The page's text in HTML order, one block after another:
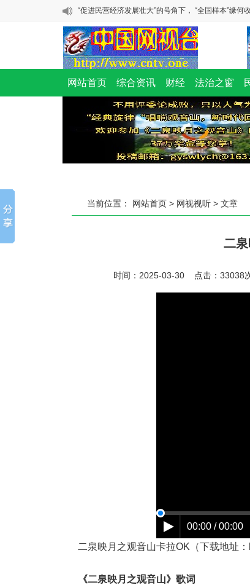
成了罪犯的辩护词
“促进民营经济发展壮大”的号角下， “全国样本”缘何
毁林千亩、维权廿载：一座民营国家级森林公园的生
浙江金华：这起离谱的强奸案，为何公检法都隐匿证
险
馆陶乞业家二次致函邯郸市委书记：奇！邯郸市公安
成了罪犯的辩护词
“促进民营经济发展壮大”的号角下， “全国样本”缘何
网站首页 综合资讯 财经 法治之窗
当前位置： 网站首页 > 网视视听 > 文章
二
时间：2025-03-30 点击： 33038
00:00 / 00:00
二泉映月之观音山卡拉OK（下载地址
《二泉映月之观音山》歌词